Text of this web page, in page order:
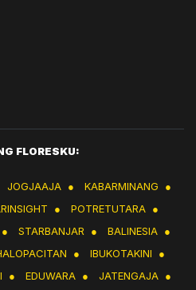
FLORESKU:
JOGJAAJA ● KABARMINANG
●
● POTRETUTARA ●
● STARBANJAR ● BALINESIA ●
● IBUKOTAKINI
●
● EDUWARA ● JATENGAJA ●